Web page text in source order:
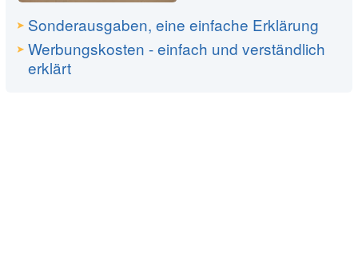
Sonderausgaben, eine einfache Erklärung
Werbungskosten - einfach und verständlich
erklärt